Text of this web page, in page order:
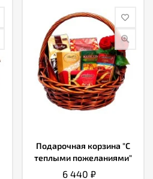
Подарочная корзина "С
теплыми пожеланиями"
6 440₽